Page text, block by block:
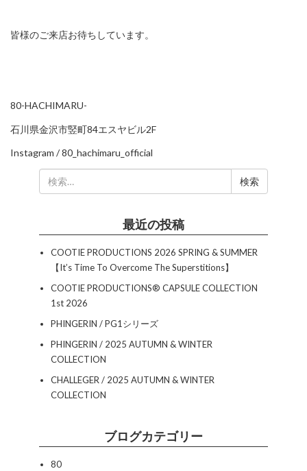
皆様のご来店お待ちしています。
80-HACHIMARU-
石川県金沢市竪町84エスヤビル2F
Instagram /80_hachimaru_official
索:
最近の投稿
COOTIE PRODUCTIONS 2026 SPRING & SUMMER
【It’s Time To Overcome The Superstitions】
COOTIE PRODUCTIONS®︎ CAPSULE COLLECTION
1st 2026
PHINGERIN / PG1シリーズ
PHINGERIN / 2025 AUTUMN & WINTER
COLLECTION
CHALLEGER / 2025 AUTUMN & WINTER
COLLECTION
ブログカテゴリー
80